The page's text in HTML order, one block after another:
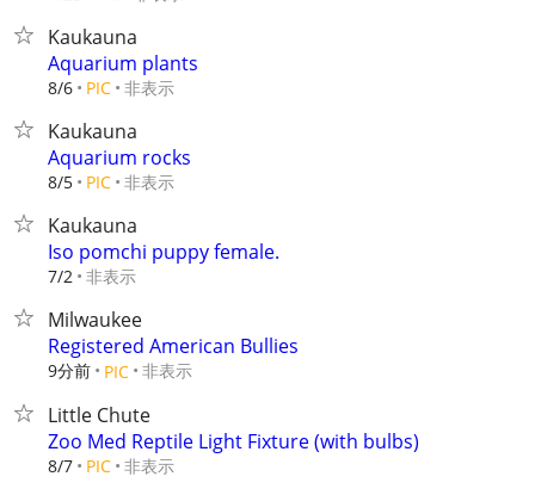
Kaukauna
Aquarium plants
8/6 PIC 非表示
Kaukauna
Aquarium rocks
8/5 PIC 非表示
Kaukauna
Iso pomchi puppy female.
7/2 非表示
Milwaukee
Registered American Bullies
9分前 PIC 非表示
Little Chute
Zoo Med Reptile Light Fixture (with bulbs)
8/7 PIC 非表示